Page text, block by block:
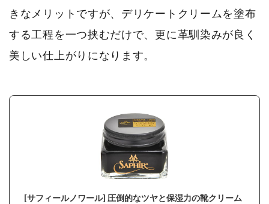
きなメリットですが、デリケートクリームを塗布
する工程を一つ挟むだけで、更に革馴染みが良く
美しい仕上がりになります。
[サフィールノワール] 圧倒的なツヤと保湿力の靴クリーム